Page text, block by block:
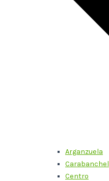
Arganzuela
Carabanchel
Centro